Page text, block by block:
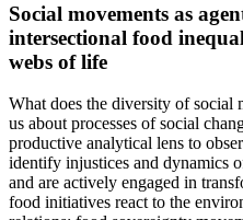
Social movements as
intersectional food
webs of life
What does the diversity of social
us about processes of social
productive analytical lens to
identify injustices and dynamics
and are actively engaged in
food initiatives react to the